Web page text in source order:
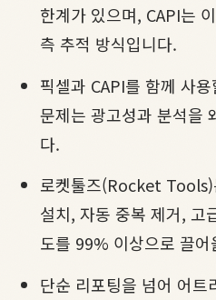
한계가 있으며, CAPI는
측 추적 방식입니다.
픽셀과 CAPI를 함께 사
문제는 광고성과 분석을
다.
로켓툴즈(Rocket Tools)
설치, 자동 중복 제거, 고
도를 99% 이상으로 끌어
단순 리포팅을 넘어 어트